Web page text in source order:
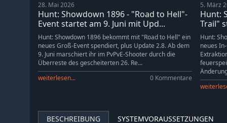
Hunt: Showdown 1896 - The Madness of Montresor
Hunt: Showdown 1896 - The Prescient Night
Hunt: Showdown 1896 - Souls of a Feather
Hunt: Showdown 1896 - Ronin
Hunt: Showdown 1896 - The Trick Shooter
Hunt: Showdown 1896 - From the Wilds
Hunt: Showdown 1896 - Spirit of Nian
28. Mai 2026
Hunt: Showdown 1896 - "Road to Hell"-
Event startet am 9. Juni mit Upd...
Hunt: Showdown 1896 bekommt mit "Road to Hell" ein
neues Groß-Event spendiert, plus Update 2.8. Ab dem
9. Juni marschiert ihr im PvPvE-Shooter durch die
Überreste des gescheiterten 26. Re...
weiterlesen...
0 Kommentare
5. März
Hunt:
Trail"
Hunt:
neues
BESCHREIBUNG
SYSTEMVORAUSSETZUNGEN